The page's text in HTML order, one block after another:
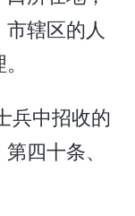
辖区的人
兵中招收的
四十条、